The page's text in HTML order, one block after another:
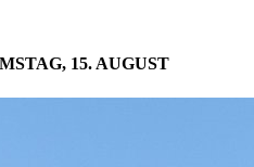
15. AUGUST